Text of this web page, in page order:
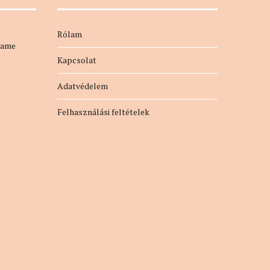
Rólam
Kapcsolat
Adatvédelem
Felhasználási feltételek